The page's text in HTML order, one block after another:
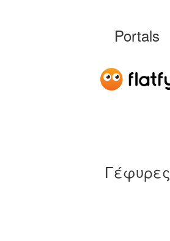
Portals
Γέφυρες